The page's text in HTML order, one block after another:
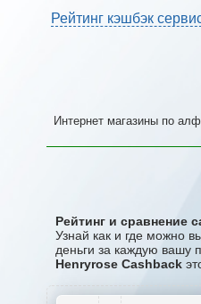
Рейтинг кэшбэк
Интернет магазины по
Рейтинг и сравнение
Узнай как и где можно
деньги за каждую вашу
Henryrose Cashback